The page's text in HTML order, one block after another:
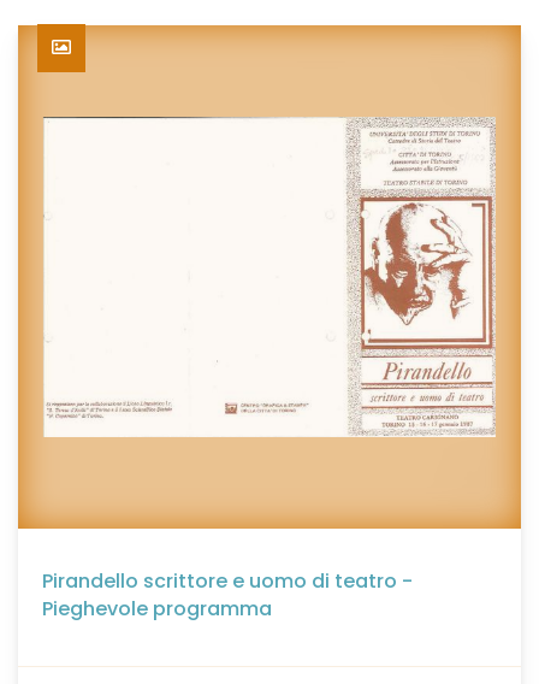
Pirandello scrittore e uomo di teatro -
Pieghevole programma